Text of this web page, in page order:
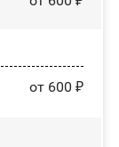
от 600 ₽